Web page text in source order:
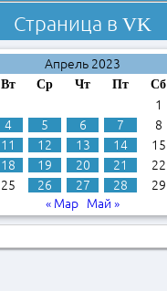
Страница в VK
Апрель 2023
Вт Ср Чт Пт Сб
1
4 5 6 7 8
11 12 13 14 15
18 19 20 21 22
25 26 27 28 29
« Мар
Май »